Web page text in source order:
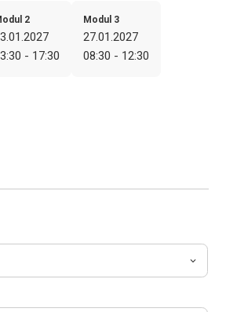
2
- 17:30
Modul 3
27.01.2027
08:30 - 12:30